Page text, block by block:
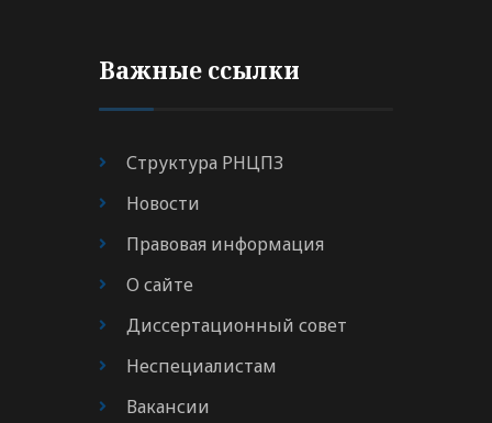
Важные ссылки
Структура РНЦПЗ
Новости
Правовая информация
О сайте
Диссертационный совет
Неспециалистам
Вакансии